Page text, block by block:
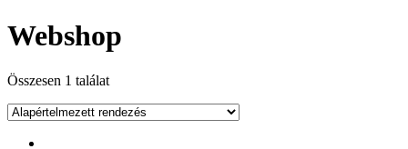
Webshop
Összesen 1 találat